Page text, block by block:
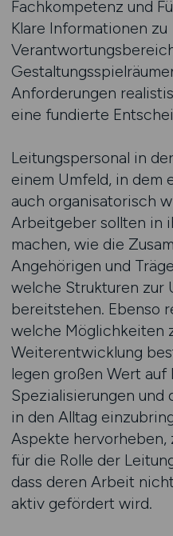
Fachkompetenz und
Klare Informationen zu
Anforderungen
eine fundierte
Leitungspersonal in
einem Umfeld, in dem
auch organisatorisch
Arbeitgeber sollten in
machen, wie die
Angehörigen und
welche Strukturen zur
bereitstehen. Ebenso
welche Möglichkeiten
Weiterentwicklung
legen großen Wert auf
Spezialisierungen und
in den Alltag
Aspekte hervorheben,
für die Rolle der
dass deren Arbeit
aktiv gefördert wird.